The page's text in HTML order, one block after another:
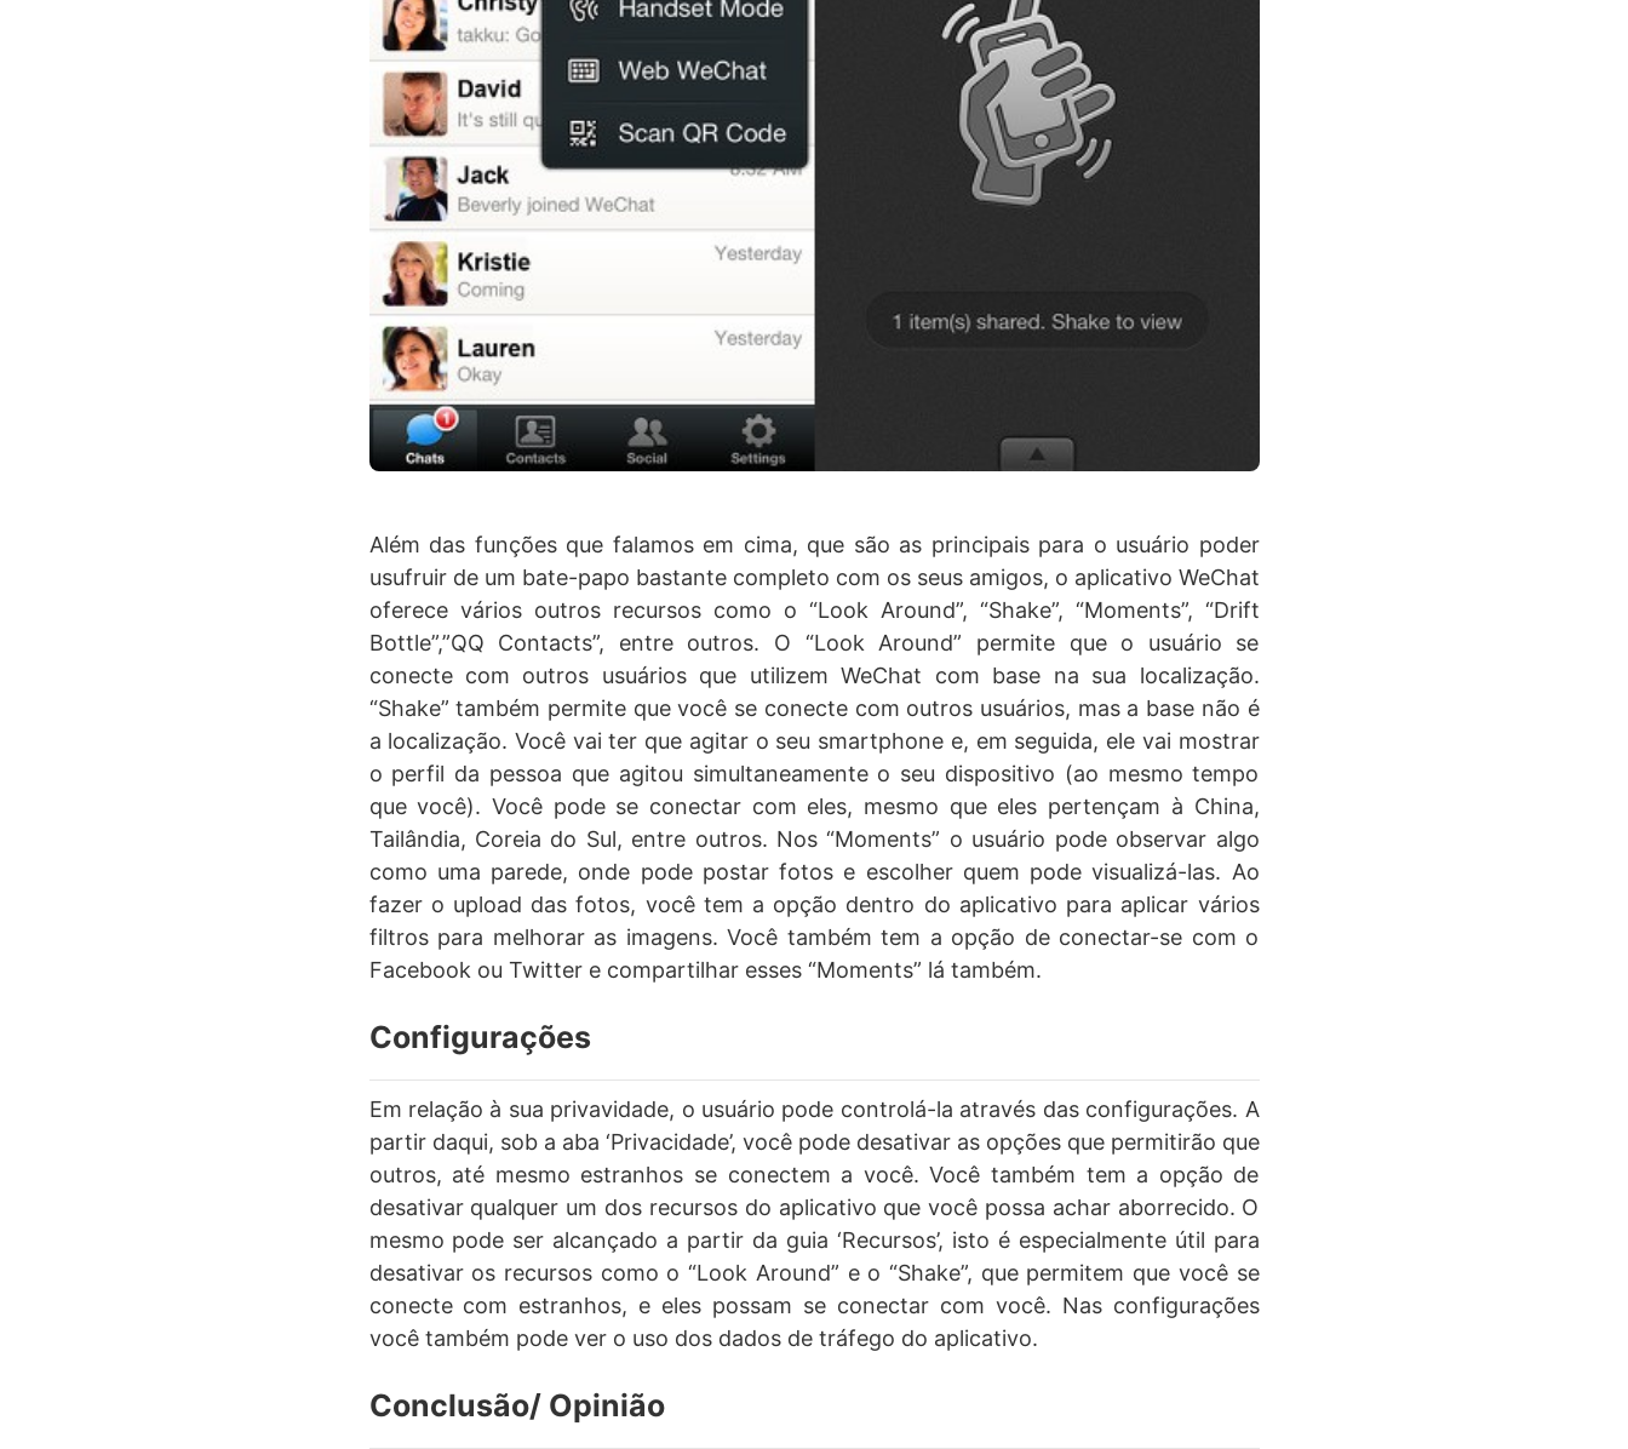
Além das funções que falamos em cima, que são as principais para o usuário poder
usufruir de um bate-papo bastante completo com os seus amigos, o aplicativo WeChat
oferece vários outros recursos como o “Look Around”, “Shake”, “Moments”, “Drift
Bottle”,”QQ Contacts”, entre outros. O “Look Around” permite que o usuário se
conecte com outros usuários que utilizem WeChat com base na sua localização.
“Shake” também permite que você se conecte com outros usuários, mas a base não é
a localização. Você vai ter que agitar o seu smartphone e, em seguida, ele vai mostrar
o perfil da pessoa que agitou simultaneamente o seu dispositivo (ao mesmo tempo
que você). Você pode se conectar com eles, mesmo que eles pertençam à China,
Tailândia, Coreia do Sul, entre outros. Nos “Moments” o usuário pode observar algo
como uma parede, onde pode postar fotos e escolher quem pode visualizá-las. Ao
fazer o upload das fotos, você tem a opção dentro do aplicativo para aplicar vários
filtros para melhorar as imagens. Você também tem a opção de conectar-se com o
Facebook ou Twitter e compartilhar esses “Moments” lá também.
Configurações
Em relação à sua privavidade, o usuário pode controlá-la através das configurações. A
partir daqui, sob a aba ‘Privacidade’, você pode desativar as opções que permitirão que
outros, até mesmo estranhos se conectem a você. Você também tem a opção de
desativar qualquer um dos recursos do aplicativo que você possa achar aborrecido. O
mesmo pode ser alcançado a partir da guia ‘Recursos’, isto é especialmente útil para
desativar os recursos como o “Look Around” e o “Shake”, que permitem que você se
conecte com estranhos, e eles possam se conectar com você. Nas configurações
você também pode ver o uso dos dados de tráfego do aplicativo.
Conclusão/ Opinião